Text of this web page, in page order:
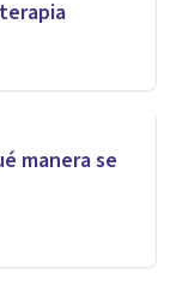
manera se